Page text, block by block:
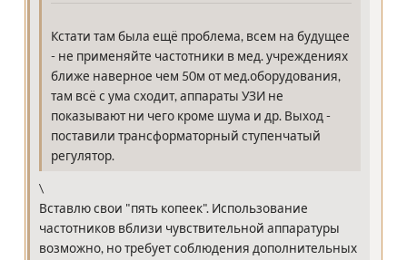
Кстати там была ещё проблема, всем на будущее
- не применяйте частотники в мед. учреждениях
ближе наверное чем 50м от мед.оборудования,
там всё с ума сходит, аппараты УЗИ не
показывают ни чего кроме шума и др. Выход -
поставили трансформаторный ступенчатый
регулятор.
\
Вставлю свои "пять копеек". Использование
частотников вблизи чувствительной аппаратуры
возможно, но требует соблюдения дополнительных